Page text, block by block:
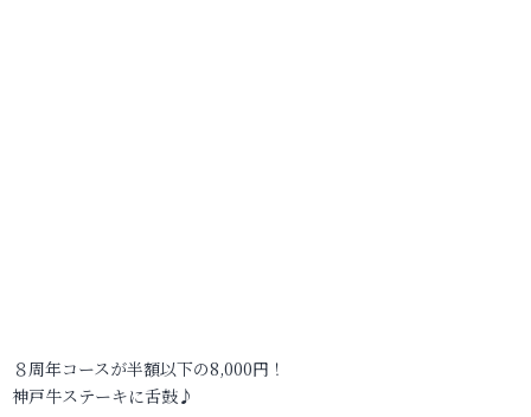
８周年コースが半額以下の8,000円！
神戸牛ステーキに舌鼓♪